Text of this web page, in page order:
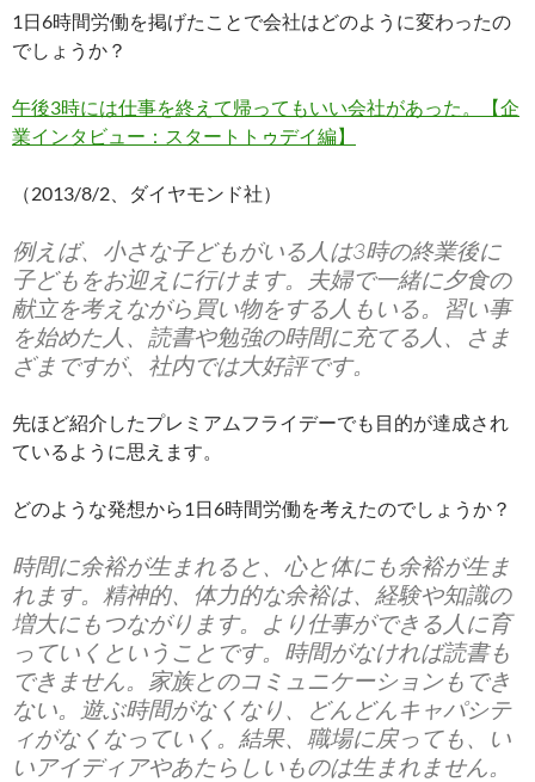
1日6時間労働を掲げたことで会社はどのように変わったの
でしょうか？
午後3時には仕事を終えて帰ってもいい会社があった。【企
業インタビュー：スタートトゥデイ編】
（2013/8/2、ダイヤモンド社）
例えば、小さな子どもがいる人は3時の終業後に
子どもをお迎えに行けます。夫婦で一緒に夕食の
献立を考えながら買い物をする人もいる。習い事
を始めた人、読書や勉強の時間に充てる人、さま
ざまですが、社内では大好評です。
先ほど紹介したプレミアムフライデーでも目的が達成され
ているように思えます。
どのような発想から1日6時間労働を考えたのでしょうか？
時間に余裕が生まれると、心と体にも余裕が生ま
れます。精神的、体力的な余裕は、経験や知識の
増大にもつながります。より仕事ができる人に育
っていくということです。時間がなければ読書も
できません。家族とのコミュニケーションもでき
ない。遊ぶ時間がなくなり、どんどんキャパシテ
ィがなくなっていく。結果、職場に戻っても、い
いアイディアやあたらしいものは生まれません。